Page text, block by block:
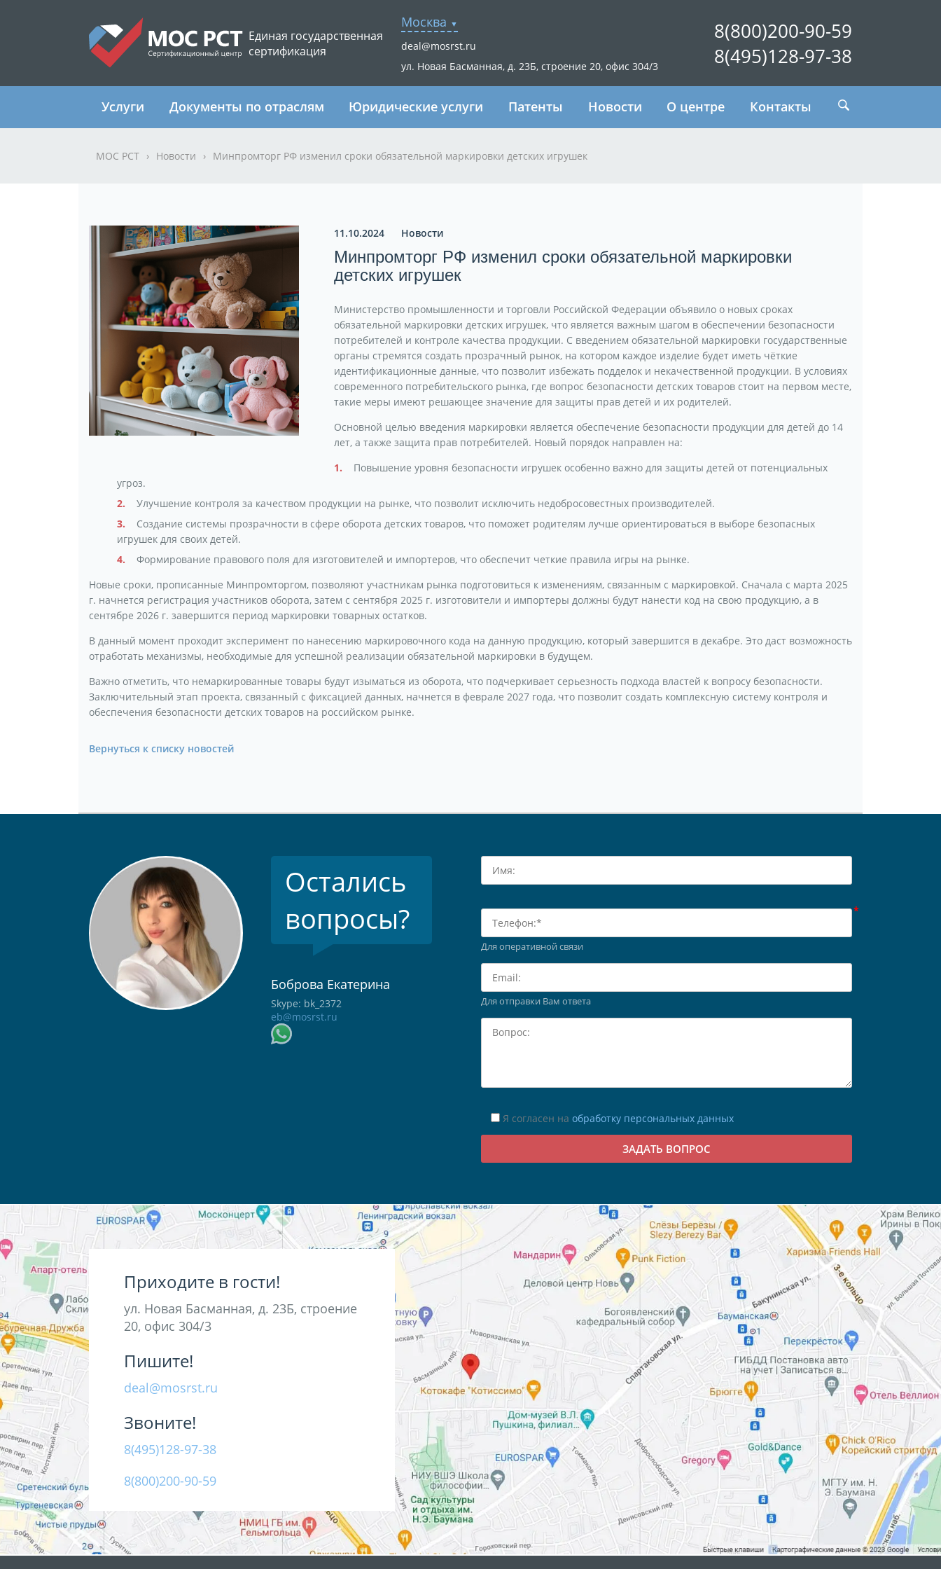
Единая государственная
сертификация
Москва
deal@mosrst.ru
ул. Новая Басманная, д. 23Б, строение 20, офис 304/3
8(800)200-90-59
8(495)128-97-38
Услуги Документы по отраслям Юридические услуги Патенты Новости О центре Контакты
МОС РСТ › Новости › Минпромторг РФ изменил сроки обязательной маркировки детских игрушек
11.10.2024 Новости
Минпромторг РФ изменил сроки обязательной маркировки
детских игрушек
Министерство промышленности и торговли Российской Федерации объявило о новых сроках
обязательной маркировки детских игрушек, что является важным шагом в обеспечении безопасности
потребителей и контроле качества продукции. С введением обязательной маркировки государственные
органы стремятся создать прозрачный рынок, на котором каждое изделие будет иметь чёткие
идентификационные данные, что позволит избежать подделок и некачественной продукции. В условиях
современного потребительского рынка, где вопрос безопасности детских товаров стоит на первом месте,
такие меры имеют решающее значение для защиты прав детей и их родителей.
Основной целью введения маркировки является обеспечение безопасности продукции для детей до 14
лет, а также защита прав потребителей. Новый порядок направлен на:
Повышение уровня безопасности игрушек особенно важно для защиты детей от потенциальных
угроз.
Улучшение контроля за качеством продукции на рынке, что позволит исключить недобросовестных производителей.
Создание системы прозрачности в сфере оборота детских товаров, что поможет родителям лучше ориентироваться в выборе безопасных
игрушек для своих детей.
Формирование правового поля для изготовителей и импортеров, что обеспечит четкие правила игры на рынке.
Новые сроки, прописанные Минпромторгом, позволяют участникам рынка подготовиться к изменениям, связанным с маркировкой. Сначала с марта 2025
г. начнется регистрация участников оборота, затем с сентября 2025 г. изготовители и импортеры должны будут нанести код на свою продукцию, а в
сентябре 2026 г. завершится период маркировки товарных остатков.
В данный момент проходит эксперимент по нанесению маркировочного кода на данную продукцию, который завершится в декабре. Это даст возможность
отработать механизмы, необходимые для успешной реализации обязательной маркировки в будущем.
Важно отметить, что немаркированные товары будут изыматься из оборота, что подчеркивает серьезность подхода властей к вопросу безопасности.
Заключительный этап проекта, связанный с фиксацией данных, начнется в феврале 2027 года, что позволит создать комплексную систему контроля и
обеспечения безопасности детских товаров на российском рынке.
Вернуться к списку новостей
Остались
вопросы?
Боброва Екатерина
Skype: bk_2372
eb@mosrst.ru
Для оперативной связи
Для отправки Вам ответа
Я согласен на обработку персональных данных
Приходите в гости!
ул. Новая Басманная, д. 23Б, строение
20, офис 304/3
Пишите!
deal@mosrst.ru
Звоните!
8(495)128-97-38
8(800)200-90-59